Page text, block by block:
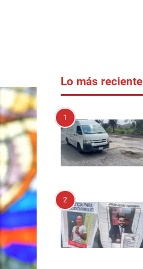
Lo más reciente
1
2